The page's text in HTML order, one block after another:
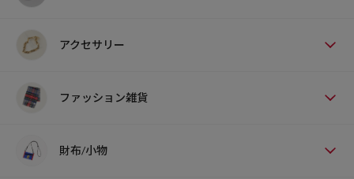
アクセサリー
ファッション雑貨
財布/小物